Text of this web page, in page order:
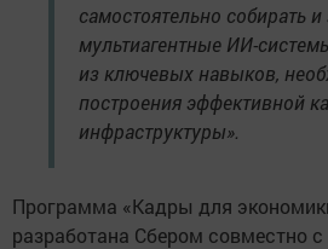
самостоятельно собирать и
мультиагентные ИИ-
из ключевых навыков,
построения эффективной
инфраструктуры».
Программа «Кадры для
разработана Сбером совместно